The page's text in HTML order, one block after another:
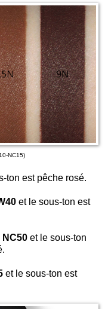
NC15)
ton est pêche rosé.
et le sous-ton est
NC50 et le sous-ton
et le sous-ton est